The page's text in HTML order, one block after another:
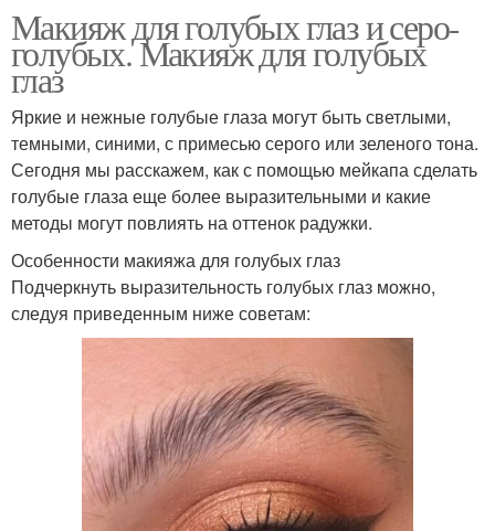
Макияж для голубых глаз и серо-
голубых. Макияж для голубых
глаз
Яркие и нежные голубые глаза могут быть светлыми,
темными, синими, с примесью серого или зеленого тона.
Сегодня мы расскажем, как с помощью мейкапа сделать
голубые глаза еще более выразительными и какие
методы могут повлиять на оттенок радужки.
Особенности макияжа для голубых глаз
Подчеркнуть выразительность голубых глаз можно,
следуя приведенным ниже советам: